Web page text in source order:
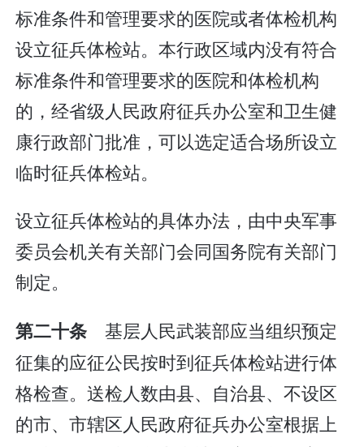
标准条件和管理要求的医院或者体检机构
设立征兵体检站。本行政区域内没有符合
标准条件和管理要求的医院和体检机构
的，经省级人民政府征兵办公室和卫生健
康行政部门批准，可以选定适合场所设立
临时征兵体检站。
设立征兵体检站的具体办法，由中央军事
委员会机关有关部门会同国务院有关部门
制定。
第二十条 基层人民武装部应当组织预定
征集的应征公民按时到征兵体检站进行体
格检查。送检人数由县、自治县、不设区
的市、市辖区人民政府征兵办公室根据上